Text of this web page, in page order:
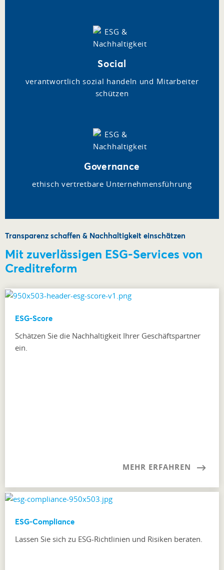
Social
verantwortlich sozial handeln und Mitarbeiter
schützen
Governance
ethisch vertretbare Unternehmensführung
Transparenz schaffen & Nachhaltigkeit einschätzen
Mit zuverlässigen ESG-Services von
Creditreform
ESG-Score
Schätzen Sie die Nachhaltigkeit Ihrer Geschäftspartner
ein.
MEHR ERFAHREN
ESG-Compliance
Lassen Sie sich zu ESG-Richtlinien und Risiken beraten.